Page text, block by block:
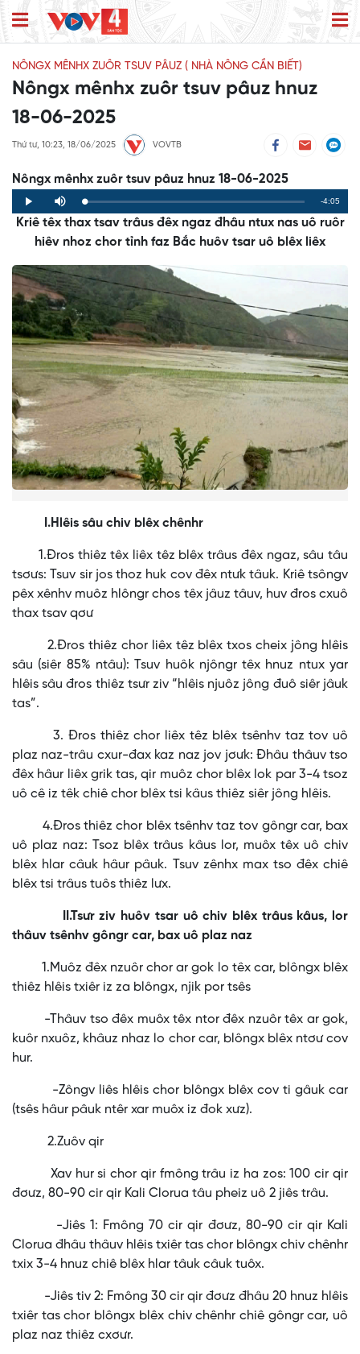
NÔNGX MÊNHX ZUÔR TSUV PÂUZ ( NHÀ NÔNG CẦN BIẾT)
Nôngx mênhx zuôr tsuv pâuz hnuz
18-06-2025
Thứ tư, 10:23, 18/06/2025 VOVTB
Nôngx mênhx zuôr tsuv pâuz hnuz 18-06-2025
Play Mute Loaded:
0%
Progress:
0%
Remaining
Time
-4:05
Kriê têx thax tsav trâus đêx ngaz đhâu ntux nas uô ruôr
hiêv nhoz chor tỉnh faz Bắc huôv tsar uô blêx liêx
I.Hlêis sâu chiv blêx chênhr
1.Đros thiêz têx liêx têz blêx trâus đêx ngaz, sâu tâu
tsơưs: Tsuv sir jos thoz huk cov đêx ntưk tâuk. Kriê tsôngv
pêx xênhv muôz hlôngr chos têx jâuz tâuv, huv đros cxuô
thax tsav qơư
2.Đros thiêz chor liêx têz blêx txos cheix jông hlêis
sâu (siêr 85% ntâu): Tsuv huôk njôngr têx hnuz ntux yar
hlêis sâu đros thiêz tsưr ziv “hlêis njuôz jông đuô siêr jâuk
tas”.
3. Đros thiêz chor liêx têz blêx tsênhv taz tov uô
plaz naz-trâu cxur-đax kaz naz jov jơưk: Đhâu thâuv tso
đêx hâur liêx grik tas, qir muôz chor blêx lok par 3-4 tsoz
uô cê iz têk chiê chor blêx tsi kâus thiêz siêr jông hlêis.
4.Đros thiêz chor blêx tsênhv taz tov gôngr car, bax
uô plaz naz: Tsoz blêx trâus kâus lor, muôx têx uô chiv
blêx hlar câuk hâur pâuk. Tsuv zênhx max tso đêx chiê
blêx tsi trâus tuôs thiêz lưx.
II.Tsưr ziv huôv tsar uô chiv blêx trâus kâus, lor
thâuv tsênhv gôngr car, bax uô plaz naz
1.Muôz đêx nzuôr chor ar gok lo têx car, blôngx blêx
thiêz hlêis txiêr iz za blôngx, njik por tsês
-Thâuv tso đêx muôx têx ntor đêx nzuôr têx ar gok,
kuôr nxuôz, khâuz nhaz lo chor car, blôngx blêx ntơư cov
hur.
-Zôngv liês hlêis chor blôngx blêx cov ti gâuk car
(tsês hâur pâuk ntêr xar muôx iz đok xưz).
2.Zuôv qir
Xav hur si chor qir fmông trâu iz ha zos: 100 cir qir
đơưz, 80-90 cir qir Kali Clorua tâu pheiz uô 2 jiês trâu.
-Jiês 1: Fmông 70 cir qir đơưz, 80-90 cir qir Kali
Clorua đhâu thâuv hlêis txiêr tas chor blôngx chiv chênhr
txix 3-4 hnuz chiê blêx hlar tâuk câuk tuôx.
-Jiês tiv 2: Fmông 30 cir qir đơưz đhâu 20 hnuz hlêis
txiêr tas chor blôngx blêx chiv chênhr chiê gôngr car, uô
plaz naz thiêz cxơưr.